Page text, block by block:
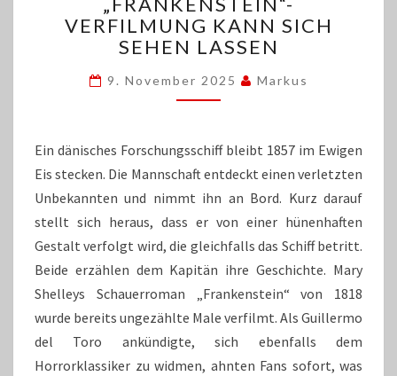
VERFILMUNG
KANN
SEHEN
LASSEN
VERFILMUNG KANN SICH
SEHEN LASSEN
9. November 2025 Markus
Ein dänisches Forschungsschiff bleibt 1857 im Ewigen
Eis stecken. Die Mannschaft entdeckt einen verletzten
Unbekannten und nimmt ihn an Bord. Kurz darauf
stellt sich heraus, dass er von einer hünenhaften
Gestalt verfolgt wird, die gleichfalls das Schiff betritt.
Beide erzählen dem Kapitän ihre Geschichte. Mary
Shelleys Schauerroman „Frankenstein“ von 1818
wurde bereits ungezählte Male verfilmt. Als Guillermo
del Toro ankündigte, sich ebenfalls dem
Horrorklassiker zu widmen, ahnten Fans sofort, was